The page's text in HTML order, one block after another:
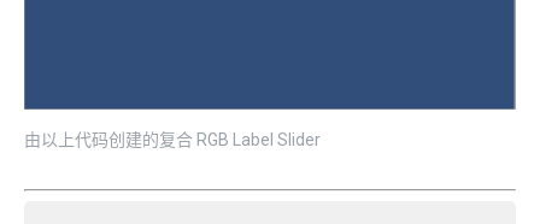
由以上代码创建的复合 RGB Label Slider